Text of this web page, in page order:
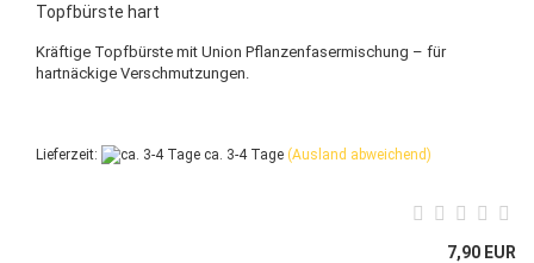
Topfbürste hart
Kräftige Topfbürste mit Union Pflanzenfasermischung – für
hartnäckige Verschmutzungen.
Lieferzeit: ca. 3-4 Tage (Ausland abweichend)
7,90 EUR